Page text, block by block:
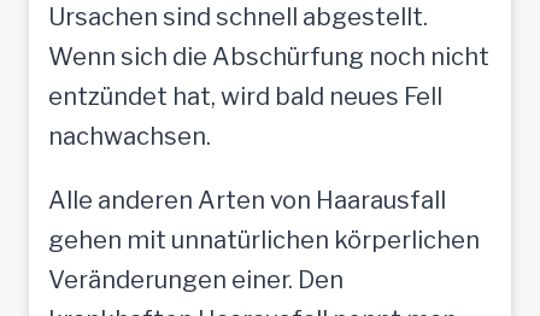
Ursachen sind schnell abgestellt.
Wenn sich die Abschürfung noch nicht
entzündet hat, wird bald neues Fell
nachwachsen.
Alle anderen Arten von Haarausfall
gehen mit unnatürlichen körperlichen
Veränderungen einer. Den